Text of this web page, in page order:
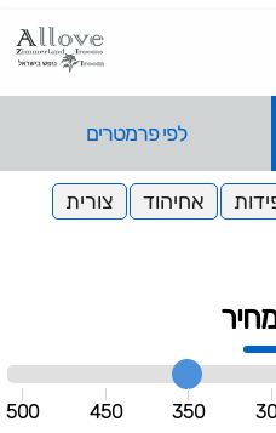
לפי פרמטרים
אחיהוד
צורית
350
450
500